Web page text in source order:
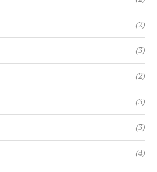
(2)
(3)
(2)
(3)
(3)
(4)